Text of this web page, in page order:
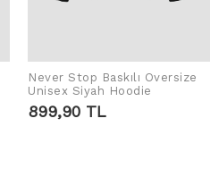
ADD TO CART
Never Stop Baskılı Oversize
Unisex Siyah Hoodie
899,90 TL